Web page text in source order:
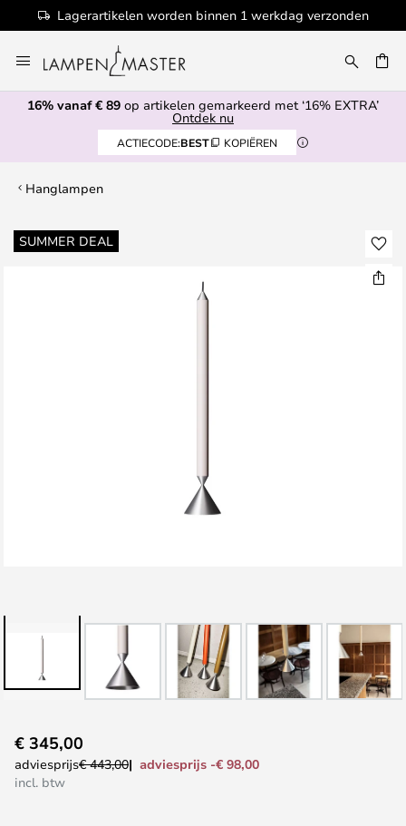
Lagerartikelen worden binnen 1 werkdag verzonden
naar
de
inhoud
16% vanaf € 89 op artikelen gemarkeerd met ‘16% EXTRA’
Ontdek nu
ACTIECODE:BEST KOPIËREN
Hanglampen
SUMMER DEAL
Ga
naar
naar
het
€ 345,00
adviesprijs€ 443,00
adviesprijs -€ 98,00
incl. btw